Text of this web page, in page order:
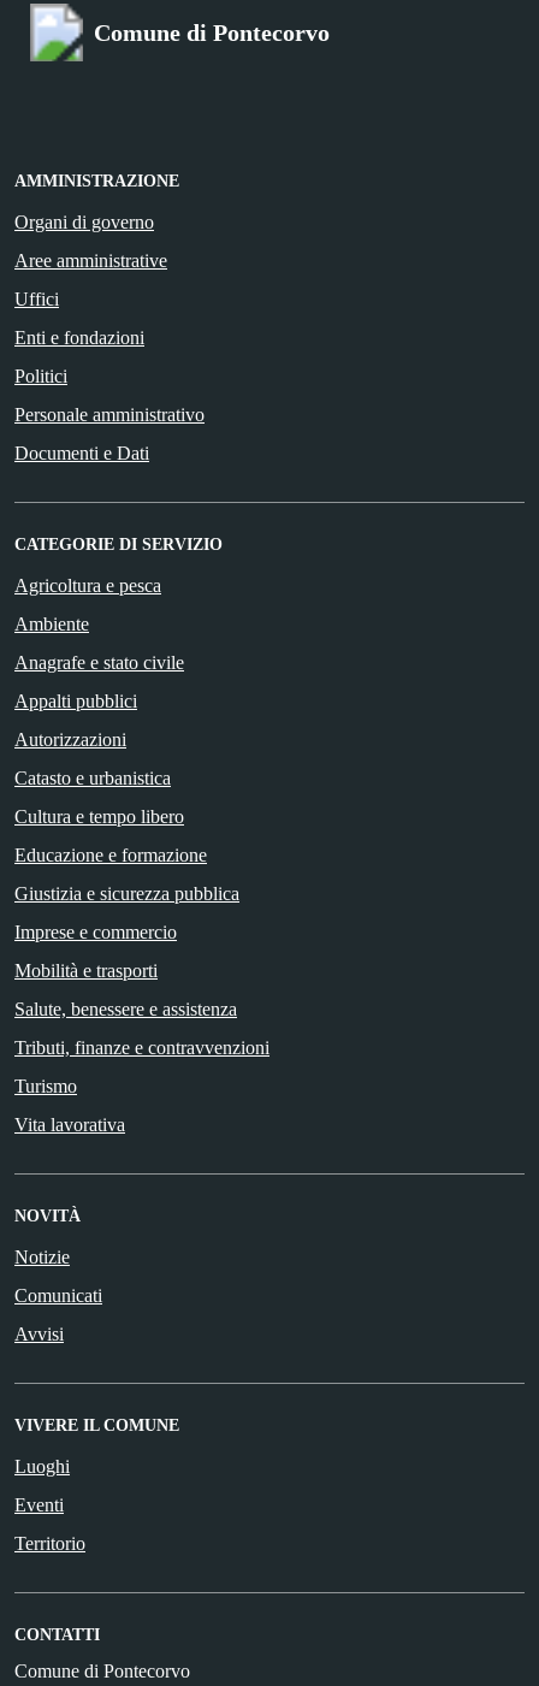
Comune di Pontecorvo
AMMINISTRAZIONE
Organi di governo
Aree amministrative
Uffici
Enti e fondazioni
Politici
Personale amministrativo
Documenti e Dati
CATEGORIE DI SERVIZIO
Agricoltura e pesca
Ambiente
Anagrafe e stato civile
Appalti pubblici
Autorizzazioni
Catasto e urbanistica
Cultura e tempo libero
Educazione e formazione
Giustizia e sicurezza pubblica
Imprese e commercio
Mobilità e trasporti
Salute, benessere e assistenza
Tributi, finanze e contravvenzioni
Turismo
Vita lavorativa
NOVITÀ
Notizie
Comunicati
Avvisi
VIVERE IL COMUNE
Luoghi
Eventi
Territorio
CONTATTI
Comune di Pontecorvo